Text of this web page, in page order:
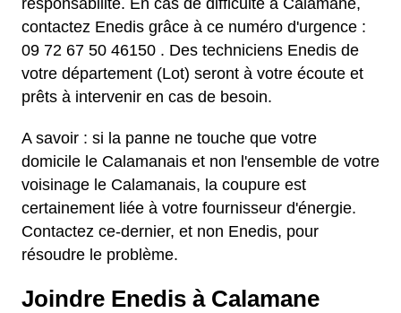
responsabilité. En cas de difficulté à Calamane,
contactez Enedis grâce à ce numéro d'urgence :
09 72 67 50 46150 . Des techniciens Enedis de
votre département (Lot) seront à votre écoute et
prêts à intervenir en cas de besoin.
A savoir : si la panne ne touche que votre
domicile le Calamanais et non l'ensemble de votre
voisinage le Calamanais, la coupure est
certainement liée à votre fournisseur d'énergie.
Contactez ce-dernier, et non Enedis, pour
résoudre le problème.
Joindre Enedis à Calamane